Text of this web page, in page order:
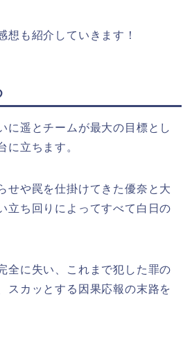
想も紹介していきます！
に遥とチームが最大の目標とし
に立ちます。
せや罠を仕掛けてきた優奈と大
立ち回りによってすべて白日の
全に失い、これまで犯した罪の
スカッとする因果応報の末路を